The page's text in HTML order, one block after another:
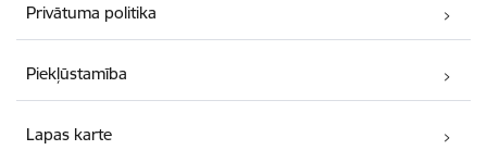
Privātuma politika
Piekļūstamība
Lapas karte